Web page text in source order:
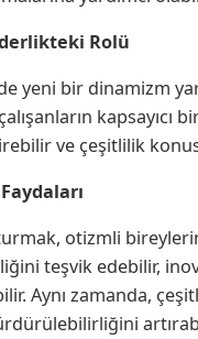
Rolü
yeni bir dinamizm
kapsayıcı
ve çeşitlilik
otizmli
teşvik edebilir,
Aynı zamanda,